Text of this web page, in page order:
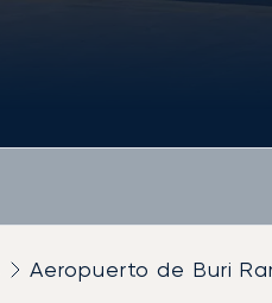
Aeropuerto de Buri